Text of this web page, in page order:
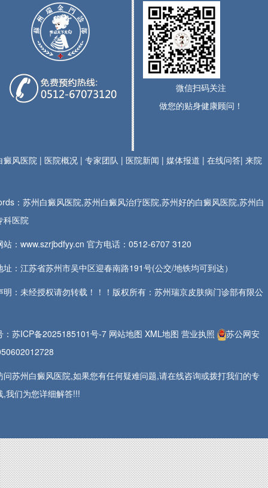
微信扫码关注
做您的贴身健康顾问！
癜风医院 | 医院概况 |专家团队 | 医院新闻 |媒体报道 |在线问答|来院
：苏州白癜风医院,苏州白癜风治疗医院,苏州好的白癜风医院,苏州白
科医院
站：www.szrjbdfyy.cn 官方电话：0512-6707 3120
址：江苏省苏州市吴中区迎春南路191号(公交/地铁均可到达）
明：未经授权请勿转载！！！版权所有：苏州瑞京皮肤病门诊部有限公
：苏ICP备2025185101号-7 网站地图 XML地图 营业执照
苏公网安
问苏州白癜风医院,如果您有任何疑难问题,请在线咨询或拨打我们的专
,我们为您详细解答!!!